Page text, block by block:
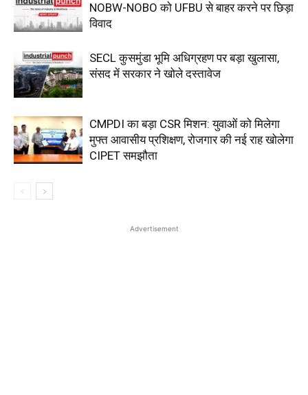
NOBW-NOBO को UFBU से बाहर करने पर छिड़ा
विवाद
SECL कुसमुंडा भूमि अधिग्रहण पर बड़ा खुलासा,
संसद में सरकार ने खोले दस्तावेज
CMPDI का बड़ा CSR मिशन: युवाओं को मिलेगा
मुफ्त आवासीय प्रशिक्षण, रोजगार की नई राह खोलेगा
CIPET समझौता
Advertisement